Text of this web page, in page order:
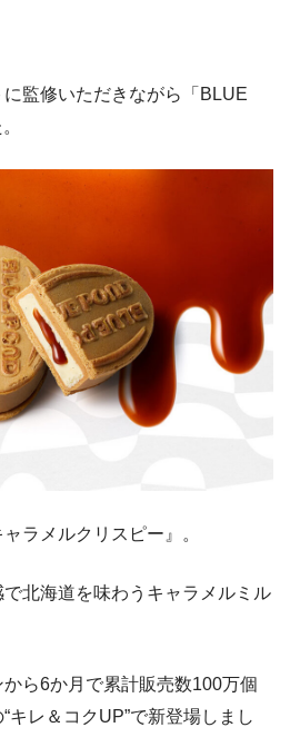
監修いただきながら「BLUE
ラメルクリスピー』。
北海道を味わうキャラメルミル
ら6か月で累計販売数100万個
キレ＆コクUP”で新登場しまし